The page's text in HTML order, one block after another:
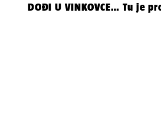
DOĐI U VINKOVCE… Tu je